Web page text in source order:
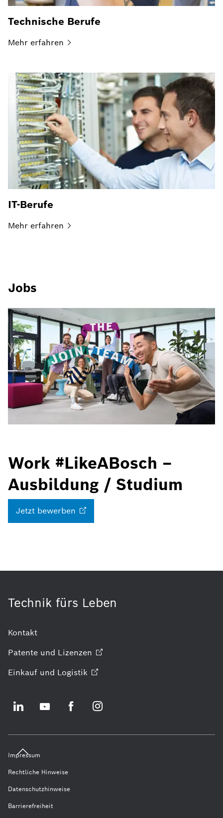
Technische Berufe
Mehr erfahren
IT-Berufe
Mehr erfahren
Jobs
Work #LikeABosch –
Ausbildung / Studium
Jetzt bewerben
Technik fürs Leben
Kontakt
Patente und Lizenzen
Einkauf und Logistik
Impressum
Rechtliche Hinweise
Datenschutzhinweise
Barrierefreiheit